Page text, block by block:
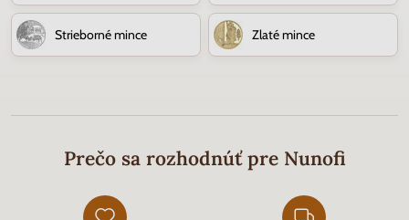
Strieborné mince Zlaté mince
Prečo sa rozhodnúť pre Nunofi